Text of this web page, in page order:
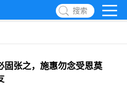
搜索
固张之，施惠勿念受恩莫